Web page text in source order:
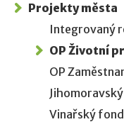
Projekty města
Integrovaný
OP Životní
OP
Vinařský fond